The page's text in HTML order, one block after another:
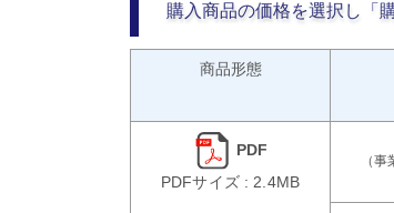
購入商品の価格を選択し「
商品形態
PDF
PDFサイズ : 2.4MB